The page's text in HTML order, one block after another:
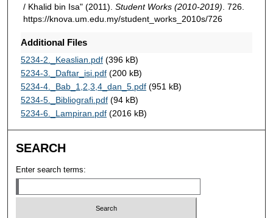
/ Khalid bin Isa" (2011). Student Works (2010-2019) . 726.
https://knova.um.edu.my/student_works_2010s/726
Additional Files
5234-2._Keaslian.pdf(396 kB)
5234-3._Daftar_isi.pdf(200 kB)
5234-4._Bab_1,2,3,4_dan_5.pdf(951 kB)
5234-5._Bibliografi.pdf(94 kB)
5234-6._Lampiran.pdf(2016 kB)
SEARCH
Enter search terms: